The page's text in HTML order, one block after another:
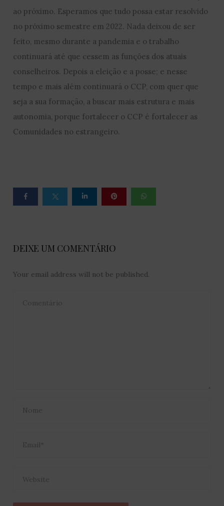
ao próximo. Esperamos que tudo possa estar resolvido
no próximo semestre em 2022. Nada deixou de ser
feito, mesmo durante a pandemia e o trabalho
continuará até que cessem as funções dos atuais
conselheiros. Depois a eleição e a posse; e nesse
tempo e mais além continuará o CCP, com quer que
seja a sua formação, a buscar mais estrutura e mais
autonomia, porque fortalecer o CCP é fortalecer as
Comunidades no estrangeiro.
DEIXE UM COMENTÁRIO
Your email address will not be published.